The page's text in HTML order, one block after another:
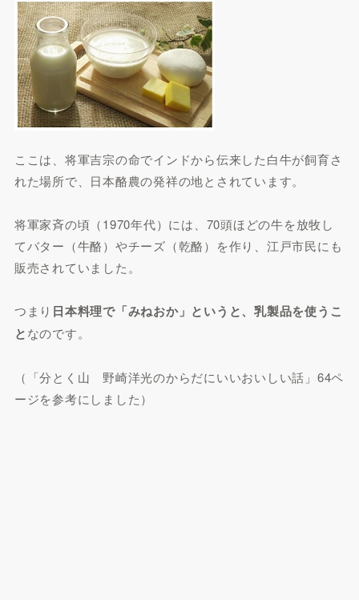
ここは、将軍吉宗の命でインドから伝来した白牛が飼育さ
れた場所で、日本酪農の発祥の地とされています。
将軍家斉の頃（1970年代）には、70頭ほどの牛を放牧し
てバター（牛酪）やチーズ（乾酪）を作り、江戸市民にも
販売されていました。
つまり 日本料理で「みねおか」というと、乳製品を使うこ
となのです。
（「分とく山 野崎洋光のからだにいいおいしい話」64ペ
ージを参考にしました）